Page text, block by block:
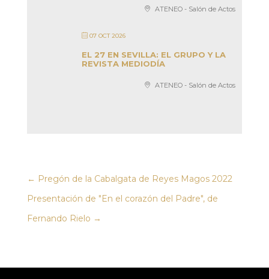
ATENEO - Salón de Actos
07 OCT 2026
EL 27 EN SEVILLA: EL GRUPO Y LA
REVISTA MEDIODÍA
ATENEO - Salón de Actos
← Pregón de la Cabalgata de Reyes Magos 2022
Presentación de "En el corazón del Padre", de
Fernando Rielo →